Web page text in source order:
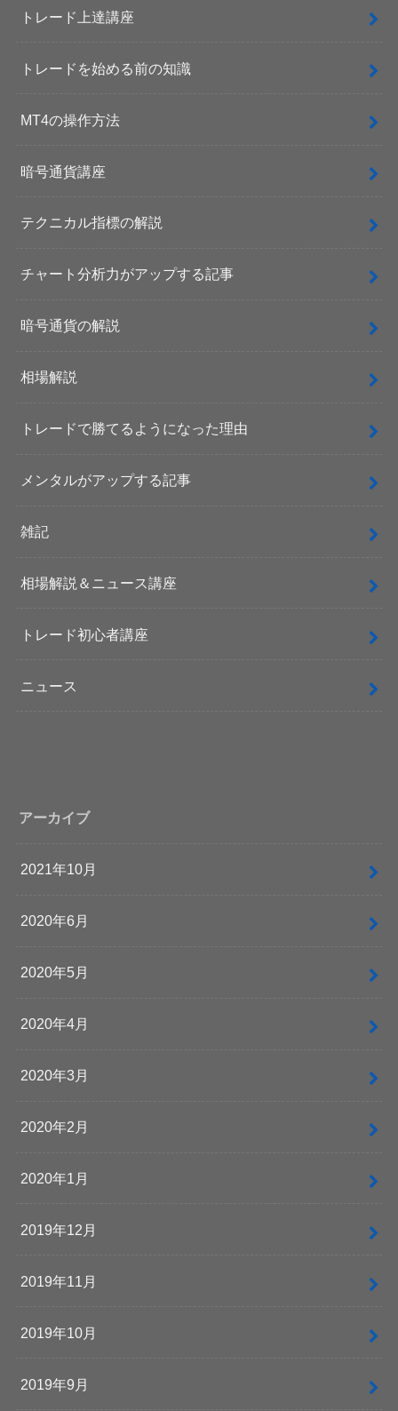
トレード上達講座
トレードを始める前の知識
MT4の操作方法
暗号通貨講座
テクニカル指標の解説
チャート分析力がアップする記事
暗号通貨の解説
相場解説
トレードで勝てるようになった理由
メンタルがアップする記事
雑記
相場解説＆ニュース講座
トレード初心者講座
ニュース
アーカイブ
2021年10月
2020年6月
2020年5月
2020年4月
2020年3月
2020年2月
2020年1月
2019年12月
2019年11月
2019年10月
2019年9月